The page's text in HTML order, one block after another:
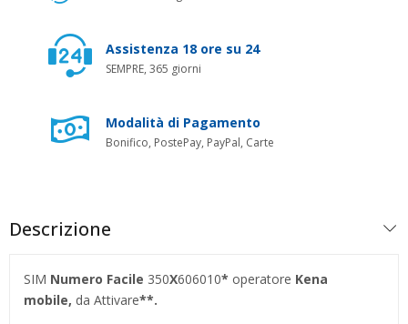
Assistenza 18 ore su 24
SEMPRE, 365 giorni
Modalità di Pagamento
Bonifico, PostePay, PayPal, Carte
Descrizione
SIM Numero Facile 350X606010* operatore Kena
mobile, da Attivare**.